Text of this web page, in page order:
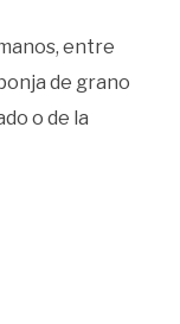
entre
de grano
o de la